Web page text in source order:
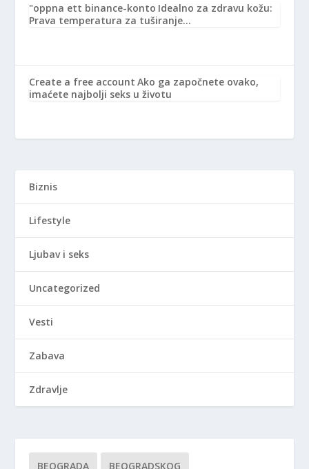
"oppna ett binance-konto Idealno za zdravu kožu:
Prava temperatura za tuširanje…
Create a free account Ako ga započnete ovako,
imaćete najbolji seks u životu
Biznis
Lifestyle
Ljubav i seks
Uncategorized
Vesti
Zabava
Zdravlje
BEOGRADA BEOGRADSKOG